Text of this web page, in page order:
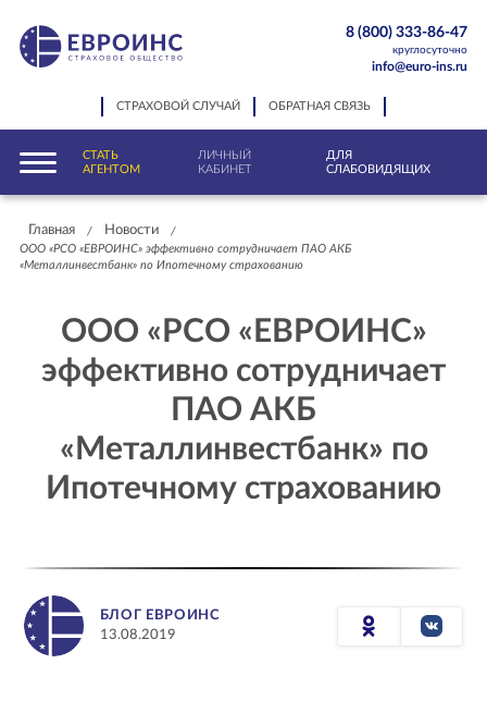
СТРАХОВОЙ СЛУЧАЙ ОБРАТНАЯ СВЯЗЬ
8 (800) 333-86-47
круглосуточно
info@euro-ins.ru
СТАТЬ
АГЕНТОМ
ЛИЧНЫЙ
КАБИНЕТ
ДЛЯ
СЛАБОВИДЯЩИХ
Главная / Новости
/
ООО «РСО «ЕВРОИНС» эффективно сотрудничает ПАО АКБ
«Металлинвестбанк» по Ипотечному страхованию
ООО «РСО «ЕВРОИНС»
эффективно сотрудничает
ПАО АКБ
«Металлинвестбанк» по
Ипотечному страхованию
БЛОГ ЕВРОИНС
13.08.2019